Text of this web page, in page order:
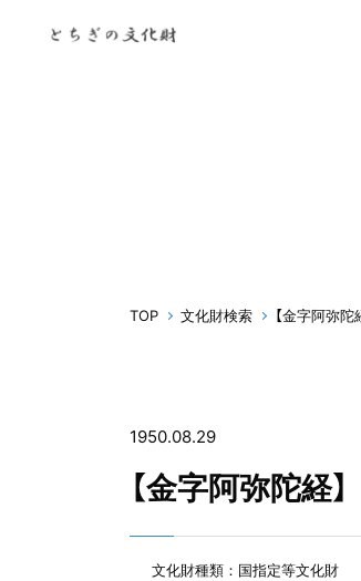
TOP 文化財検索 【金字阿弥陀
1950.08.29
【金字阿弥陀経】
文化財種類：国指定等文化財